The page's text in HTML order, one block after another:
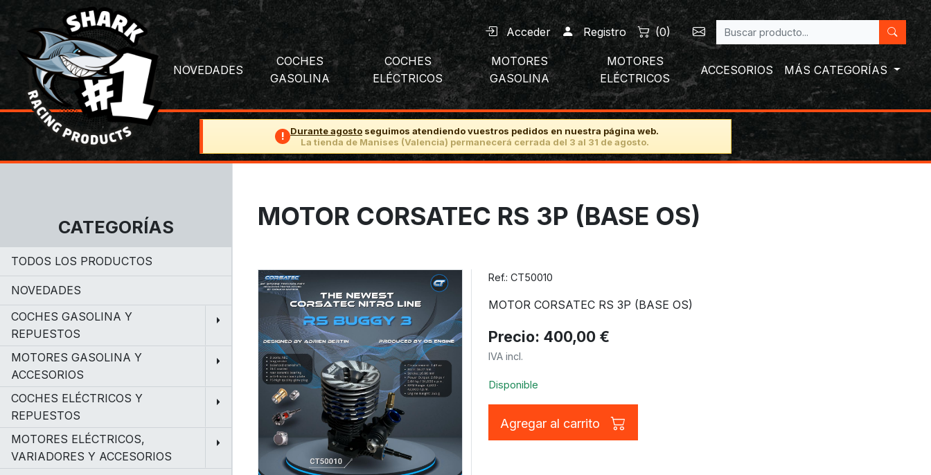
Acceder Registro (0)
NOVEDADES
COCHES
GASOLINA
COCHES
ELÉCTRICOS
MOTORES
GASOLINA
MOTORES
ELÉCTRICOS
ACCESORIOS MÁS CATEGORÍAS
! Durante agosto seguimos atendiendo vuestros pedidos en nuestra página web.
La tienda de Manises (Valencia) permanecerá cerrada del 3 al 31 de agosto.
CATEGORÍAS
TODOS LOS PRODUCTOS
NOVEDADES
COCHES GASOLINA Y
REPUESTOS
MOTORES GASOLINA Y
ACCESORIOS
COCHES ELÉCTRICOS Y
REPUESTOS
MOTORES ELÉCTRICOS,
VARIADORES Y ACCESORIOS
MOTOR CORSATEC RS 3P (BASE OS)
Ref.: CT50010
MOTOR CORSATEC RS 3P (BASE OS)
Precio: 400,00 €
IVA incl.
Disponible
Agregar al carrito